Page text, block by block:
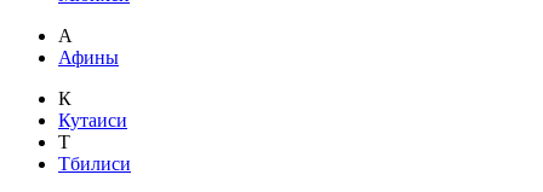
А
Афины
К
Кутаиси
Т
Тбилиси